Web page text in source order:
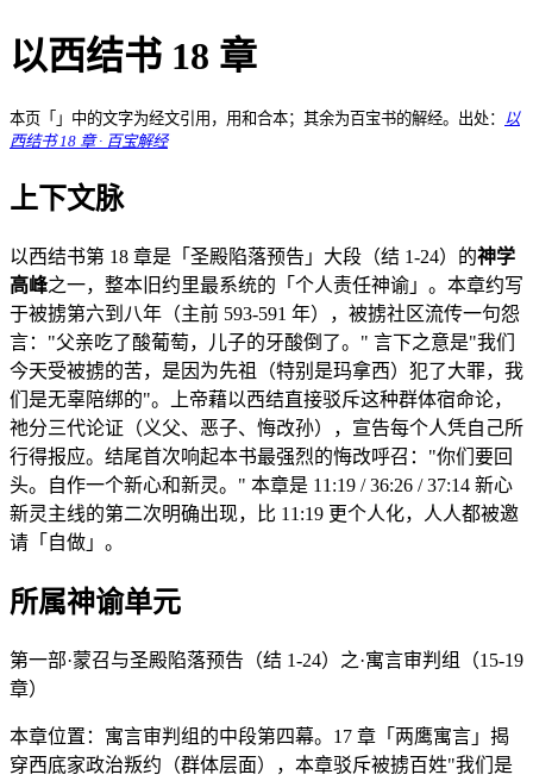
以西结书 18 章
本页「」中的文字为经文引用，用和合本；其余为百宝书的解经。出处：
以
西结书 18 章 · 百宝解经
上下文脉
以西结书第 18 章是「圣殿陷落预告」大段（结 1-24）的神学
高峰之一，整本旧约里最系统的「个人责任神谕」。本章约写
于被掳第六到八年（主前 593-591 年），被掳社区流传一句怨
言："父亲吃了酸葡萄，儿子的牙酸倒了。" 言下之意是"我们
今天受被掳的苦，是因为先祖（特别是玛拿西）犯了大罪，我
们是无辜陪绑的"。上帝藉以西结直接驳斥这种群体宿命论，
祂分三代论证（义父、恶子、悔改孙），宣告每个人凭自己所
行得报应。结尾首次响起本书最强烈的悔改呼召："你们要回
头。自作一个新心和新灵。" 本章是 11:19 / 36:26 / 37:14 新心
新灵主线的第二次明确出现，比 11:19 更个人化，人人都被邀
请「自做」。
所属神谕单元
第一部·蒙召与圣殿陷落预告（结 1-24）之·寓言审判组（15-19
章）
本章位置：寓言审判组的中段第四幕。17 章「两鹰寓言」揭
穿西底家政治叛约（群体层面），本章驳斥被掳百姓"我们是